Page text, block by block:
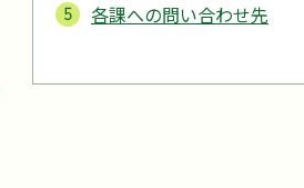
各課への問い合わせ先